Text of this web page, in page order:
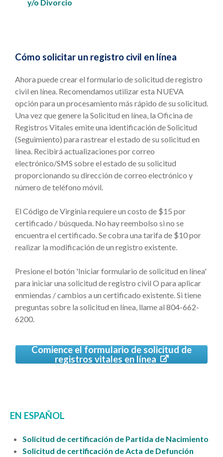
y/o Divorcio
Cómo solicitar un registro civil en línea
Ahora puede crear el formulario de solicitud de registro
civil en línea. Recomendamos utilizar esta NUEVA
opción para un procesamiento más rápido de su solicitud.
Una vez que genere la Solicitud en línea, la Oficina de
Registros Vitales emite una identificación de Solicitud
(Seguimiento) para rastrear el estado de su solicitud en
línea. Recibirá actualizaciones por correo
electrónico/SMS sobre el estado de su solicitud
proporcionando su dirección de correo electrónico y
número de teléfono móvil.
El Código de Virginia requiere un costo de $15 por
certificado / búsqueda. No hay reembolso si no se
encuentra el certificado. Se cobra una tarifa de $10 por
realizar la modificación de un registro existente.
Presione el botón 'Iniciar formulario de solicitud en línea'
para iniciar una solicitud de registro civil O para aplicar
enmiendas / cambios a un certificado existente. Si tiene
preguntas sobre la solicitud en línea, llame al 804-662-
6200.
Comience el formulario de solicitud de
registros vitales en línea
EN ESPAÑOL
Solicitud de certificación de Partida de Nacimiento
Solicitud de certificación de Acta de Defunción